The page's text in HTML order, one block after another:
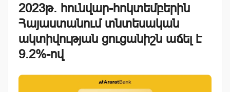
2023թ. հունվար-հոկտեմբերին
Հայաստանում տնտեսական
ակտիվության ցուցանիշն աճել է
9.2%-ով